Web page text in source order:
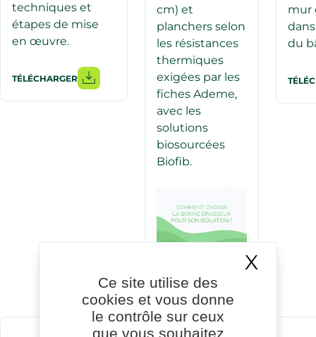
techniques et
étapes de mise
en œuvre.
TÉLÉCHARGER
cm) et
planchers selon
les résistances
thermiques
exigées par les
fiches Ademe,
avec les
solutions
biosourcées
Biofib.
LIRE
mur
du
Ce site utilise des
cookies et vous donne
le contrôle sur ceux
que vous souhaitez
X